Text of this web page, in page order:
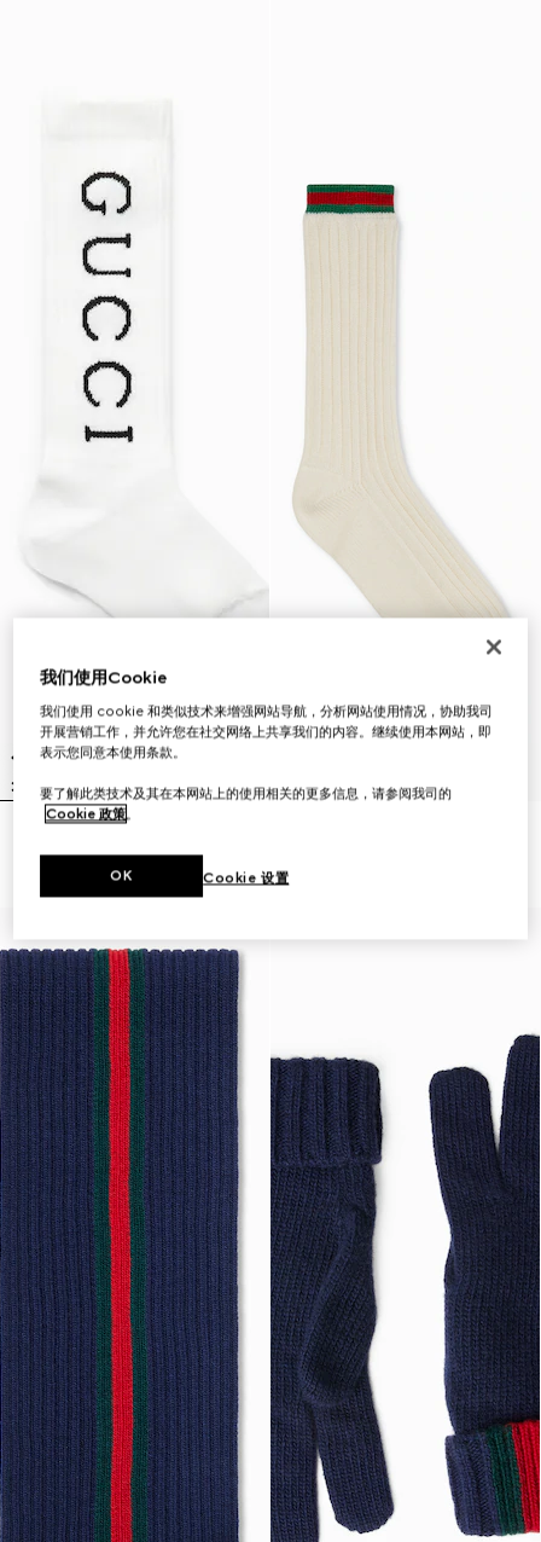
€ 120
我们使用Cookie
我们使用 cookie 和类似技术来增强网站导航，分析网站使用情况，协助我司
开展营销工作，并允许您在社交网络上共享我们的内容。继续使用本网站，即
表示您同意本使用条款。
要了解此类技术及其在本网站上的使用相关的更多信息，请参阅我司的
Cookie 政策。
Cookie 设置
OK